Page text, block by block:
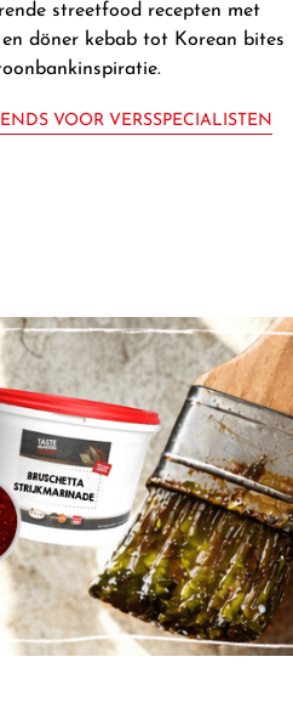
streetfood recepten met
döner kebab tot Korean bites
VOOR VERSSPECIALISTEN